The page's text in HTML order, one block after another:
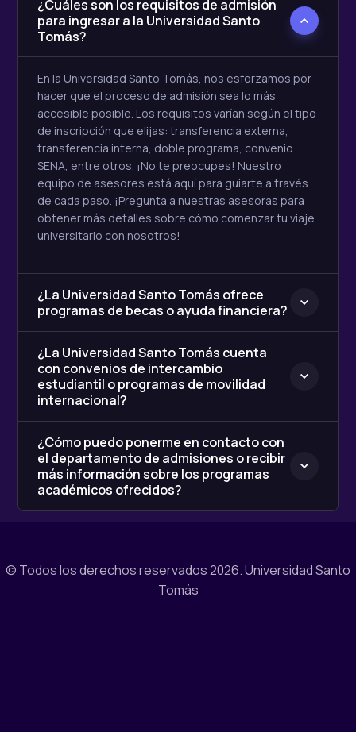
¿Cuáles son los requisitos de admisión
para ingresar a la Universidad Santo
Tomás?
En la Universidad Santo Tomás, nos esforzamos por
hacer que el proceso de admisión sea lo más
accesible posible. Los requisitos varían según el tipo
de inscripción que elijas: transferencia externa,
transferencia interna, doble programa, convenio
SENA, entre otros. ¡No te preocupes! Nuestro
equipo de asesores está aquí para guiarte a través
de cada paso. ¡Pregunta a nuestras asesoras para
obtener más detalles sobre cómo comenzar tu viaje
universitario con nosotros!
¿La Universidad Santo Tomás ofrece
programas de becas o ayuda financiera?
¿La Universidad Santo Tomás cuenta
con convenios de intercambio
estudiantil o programas de movilidad
internacional?
¿Cómo puedo ponerme en contacto con
el departamento de admisiones o recibir
más información sobre los programas
académicos ofrecidos?
© Todos los derechos reservados 2026.Universidad Santo
Tomás